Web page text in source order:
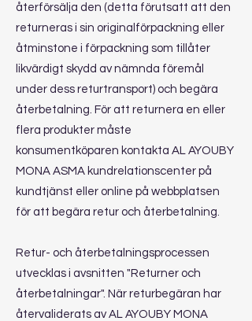
återförsälja den (detta förutsatt att den
returneras i sin originalförpackning eller
åtminstone i förpackning som tillåter
likvärdigt skydd av nämnda föremål
under dess returtransport) och begära
återbetalning. För att returnera en eller
flera produkter måste
konsumentköparen kontakta AL AYOUBY
MONA ASMA kundrelationscenter på
kundtjänst eller online på webbplatsen
för att begära retur och återbetalning.
Retur- och återbetalningsprocessen
utvecklas i avsnitten "Returner och
återbetalningar". När returbegäran har
återvaliderats av AL AYOUBY MONA